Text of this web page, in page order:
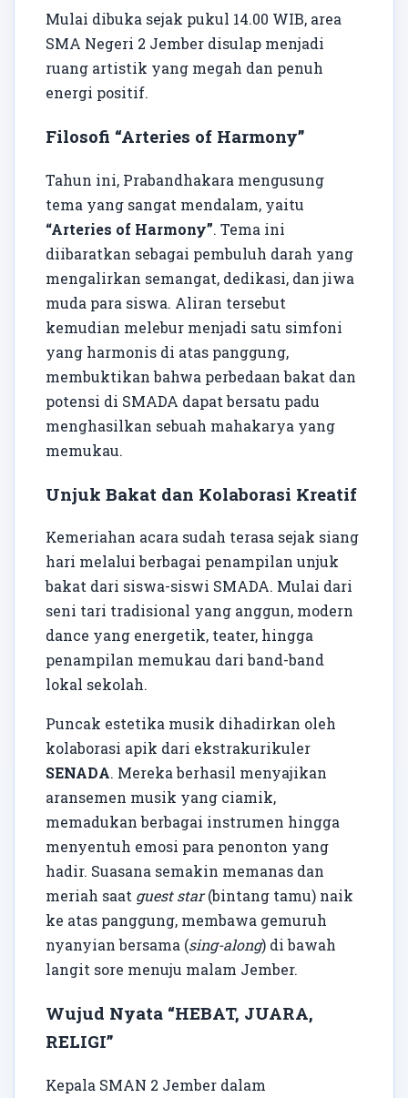
Mulai dibuka sejak pukul 14.00 WIB, area
SMA Negeri 2 Jember disulap menjadi
ruang artistik yang megah dan penuh
energi positif.
Filosofi “Arteries of Harmony”
Tahun ini, Prabandhakara mengusung
tema yang sangat mendalam, yaitu
“Arteries of Harmony”. Tema ini
diibaratkan sebagai pembuluh darah yang
mengalirkan semangat, dedikasi, dan jiwa
muda para siswa. Aliran tersebut
kemudian melebur menjadi satu simfoni
yang harmonis di atas panggung,
membuktikan bahwa perbedaan bakat dan
potensi di SMADA dapat bersatu padu
menghasilkan sebuah mahakarya yang
memukau.
Unjuk Bakat dan Kolaborasi Kreatif
Kemeriahan acara sudah terasa sejak siang
hari melalui berbagai penampilan unjuk
bakat dari siswa-siswi SMADA. Mulai dari
seni tari tradisional yang anggun, modern
dance yang energetik, teater, hingga
penampilan memukau dari band-band
lokal sekolah.
Puncak estetika musik dihadirkan oleh
kolaborasi apik dari ekstrakurikuler
SENADA. Mereka berhasil menyajikan
aransemen musik yang ciamik,
memadukan berbagai instrumen hingga
menyentuh emosi para penonton yang
hadir. Suasana semakin memanas dan
meriah saat guest star(bintang tamu) naik
ke atas panggung, membawa gemuruh
nyanyian bersama (sing-along) di bawah
langit sore menuju malam Jember.
Wujud Nyata “HEBAT, JUARA,
RELIGI”
Kepala SMAN 2 Jember dalam